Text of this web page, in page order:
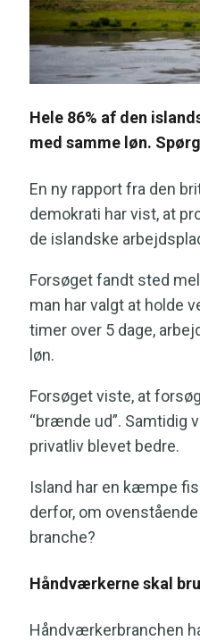
Hele 86% af den
med samme løn.
En ny rapport fra den
demokrati har vist, at
de islandske
Forsøget fandt sted
man har valgt at holde
timer over 5 dage,
løn.
Forsøget viste, at
“brænde ud”. Samtidig
privatliv blevet bedre.
Island har en kæmpe
derfor, om
branche?
Håndværkerne skal
Håndværkerbranchen